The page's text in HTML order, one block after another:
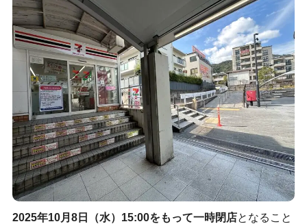
2025年10月8日（水）15:00をもって一時閉店となること